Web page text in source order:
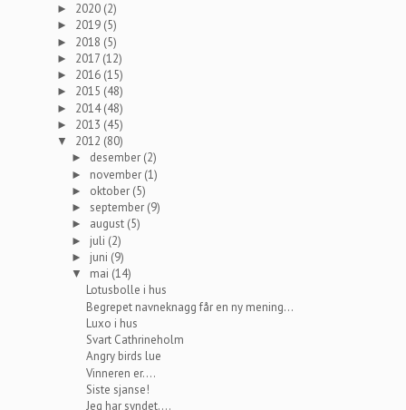
► 2020 (2)
► 2019 (5)
► 2018 (5)
► 2017 (12)
► 2016 (15)
► 2015 (48)
► 2014(48)
► 2013 (45)
▼ 2012 (80)
► desember (2)
► november (1)
► oktober (5)
►september (9)
► august (5)
► juli (2)
► juni (9)
▼ mai (14)
Lotusbolle i hus
Begrepet navneknagg får en ny mening...
Luxo i hus
Svart Cathrineholm
Angry birds lue
Vinneren er....
Siste sjanse!
Jeg har syndet....